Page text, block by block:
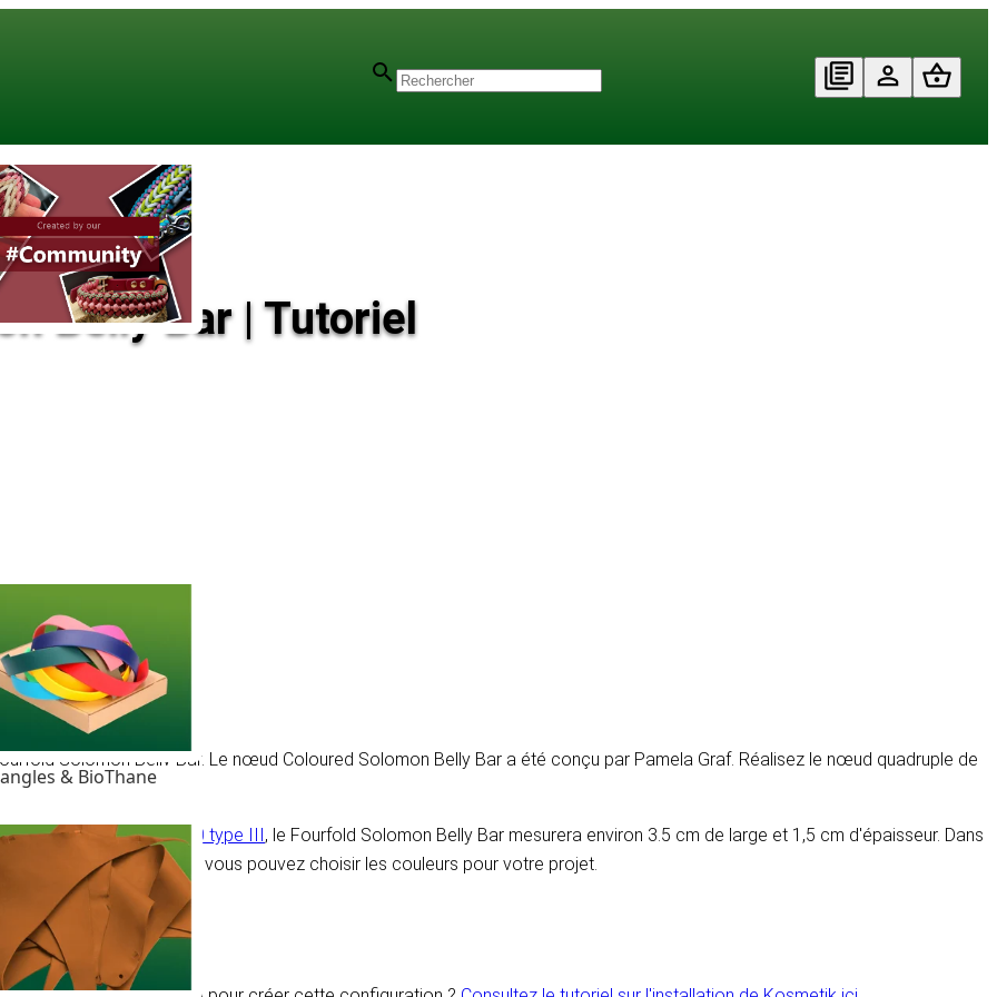
& BioThane
Belly Bar | Tutoriel
Solomon Belly Bar. Le nœud Coloured Solomon Belly Bar a été conçu par Pamela Graf. Réalisez le nœud quadruple de
III.
avec de la paracord 550 type III, le Fourfold Solomon Belly Bar mesurera environ 3.5 cm de large et 1,5 cm d'épaisseur. Dans
vous avez besoin et vous pouvez choisir les couleurs pour votre projet.